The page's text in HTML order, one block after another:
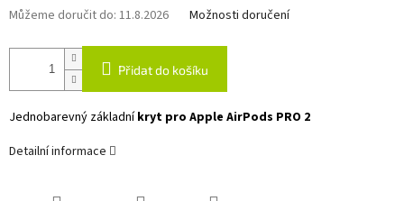
Můžeme doručit do: 11.8.2026 Možnosti doručení
Přidat do košíku
Jednobarevný základníkryt pro Apple AirPods PRO 2
Detailní informace